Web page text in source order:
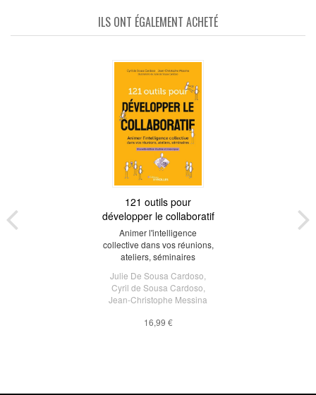
ILS ONT ÉGALEMENT ACHETÉ
121 outils pour
développer le collaboratif
Animer l'intelligence
collective dans vos réunions,
ateliers, séminaires
Julie De Sousa Cardoso
Cyril de Sousa Cardoso
Jean-Christophe Messina
16,99 €